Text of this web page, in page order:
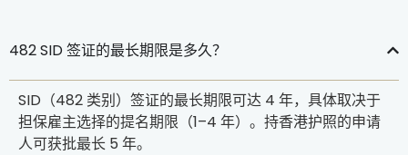
482 SID 签证的最长期限是多久？
SID（482 类别）签证的最长期限可达 4 年，具体取决于
担保雇主选择的提名期限（1–4 年）。持香港护照的申请
人可获批最长 5 年。